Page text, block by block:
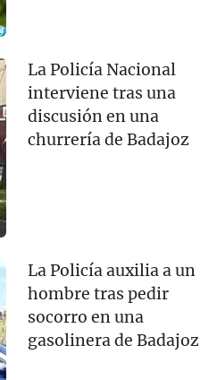
La Policía Nacional
interviene tras una
discusión en una
churrería de Badajoz
La Policía auxilia a un
hombre tras pedir
socorro en una
gasolinera de Badajoz